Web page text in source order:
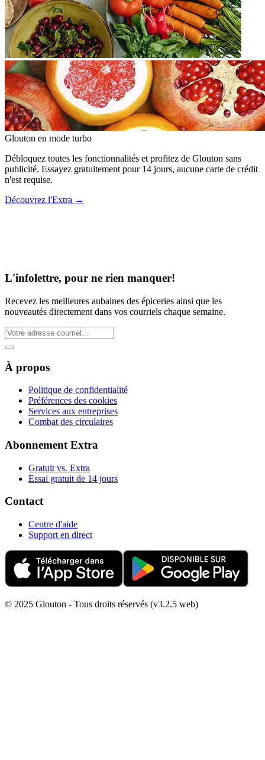
Glouton en mode turbo
Débloquez toutes les fonctionnalités et profitez de Glouton sans
publicité. Essayez gratuitement pour 14 jours, aucune carte de crédit
n'est requise.
Découvrez l'Extra →
L'infolettre, pour ne rien manquer!
Recevez les meilleures aubaines des épiceries ainsi que les
nouveautés directement dans vos courriels chaque semaine.
À propos
Politique de confidentialité
Préférences des cookies
Services aux entreprises
Combat des circulaires
Abonnement Extra
Gratuit vs. Extra
Essai gratuit de 14 jours
Contact
Centre d'aide
Support en direct
© 2025 Glouton - Tous droits réservés (v3.2.5 web)